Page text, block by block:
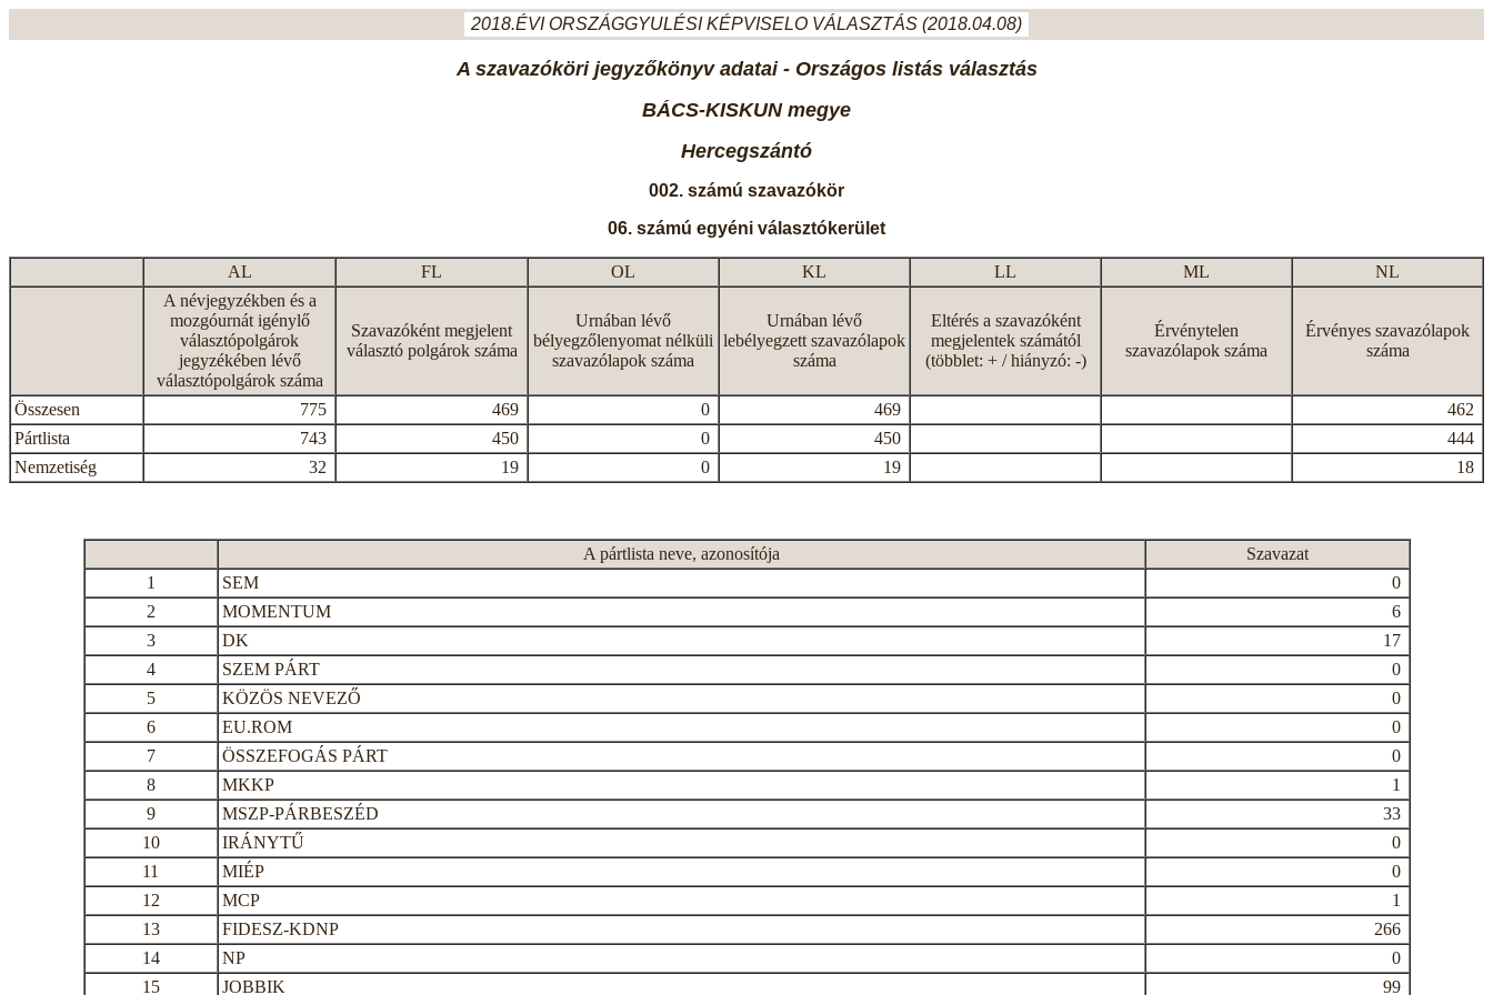
2018.ÉVI ORSZÁGGYULÉSI KÉPVISELO VÁLASZTÁS (2018.04.08)
A szavazóköri jegyzőkönyv adatai - Országos listás választás
BÁCS-KISKUN megye
Hercegszántó
002. számú szavazókör
06. számú egyéni választókerület
AL FL OL KL LL ML
NL
A névjegyzékben és a
mozgóurnát igénylő
választópolgárok
jegyzékében lévő
választópolgárok száma
Szavazóként megjelent
választó polgárok száma
Urnában lévő
bélyegzőlenyomat nélküli
szavazólapok száma
Urnában lévő
lebélyegzett szavazólapok
száma
Eltérés a szavazóként
megjelentek számától
(többlet: + / hiányzó: -)
Érvénytelen
szavazólapok száma
Érvényes szavazólapok
száma
Összesen 775 469 0 469
462
Pártlista
743 450 0 450
444
Nemzetiség
32 19 0 19 18
A pártlista neve, azonosítója
Szavazat
1
SEM
0
2
MOMENTUM
6
3
DK
17
4
SZEM PÁRT
0
5
KÖZÖS NEVEZŐ
0
6
EU.ROM
0
7
ÖSSZEFOGÁS PÁRT
0
8
MKKP
1
9
MSZP-PÁRBESZÉD
33
10
IRÁNYTŰ
0
11
MIÉP
0
12
MCP
1
13
FIDESZ-KDNP
266
14
NP
0
15
JOBBIK 99